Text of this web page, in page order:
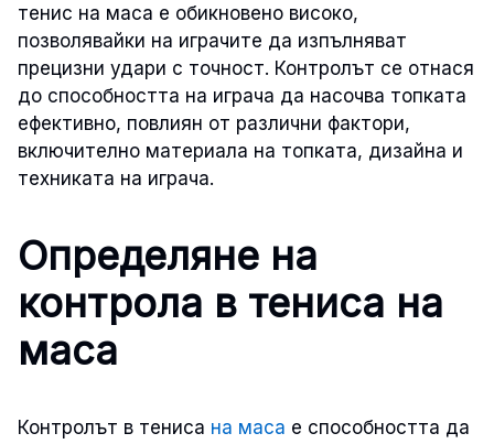
тенис на маса е обикновено високо,
позволявайки на играчите да изпълняват
прецизни удари с точност. Контролът се отнася
до способността на играча да насочва топката
ефективно, повлиян от различни фактори,
включително материала на топката, дизайна и
техниката на играча.
Определяне на
контрола в тениса на
маса
Контролът в тениса на маса е способността да